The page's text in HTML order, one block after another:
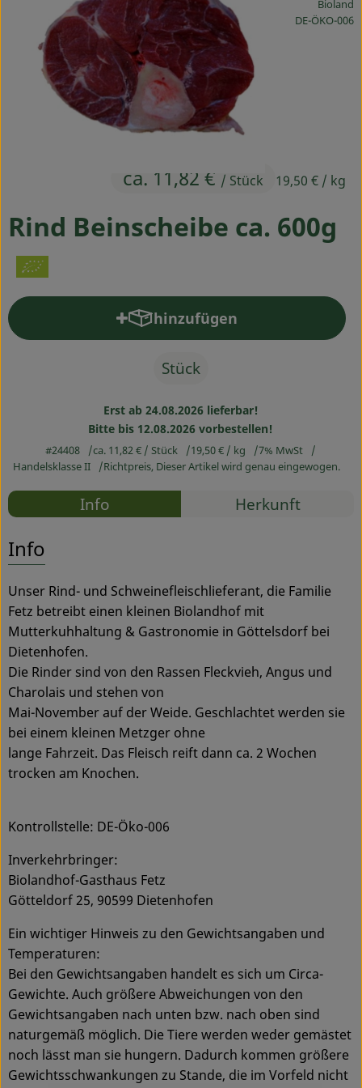
Ökokisten
Obst & Gemüse
Kühltheke
Backwaren
Drogerie
Rind Beinscheibe ca. 600g
ca. 11,82 € / Stück 19,50 € / kg
Bioland
,DE-ÖKO-006
hinzufügen
Produkt zum Warenkorb
Stück
Erst ab 24.08.2026 lieferbar!
Bitte bis 12.08.2026 vorbestellen!
#24408 ca. 11,82 € / Stück 19,50 € / kg
7% MwSt
Handelsklasse II
Richtpreis, Dieser Artikel wird genau eingewogen.
Rezepte
Info Herkunft
Info
Unser Rind- und Schweinefleischlieferant, die Familie
Fetz betreibt einen kleinen Biolandhof mit
Mutterkuhhaltung & Gastronomie in Göttelsdorf bei
Dietenhofen.
Die Rinder sind von den Rassen Fleckvieh, Angus und
Charolais und stehen von
Mai-November auf der Weide. Geschlachtet werden sie
bei einem kleinen Metzger ohne
lange Fahrzeit. Das Fleisch reift dann ca. 2 Wochen
trocken am Knochen.
Kontrollstelle: DE-Öko-006
Inverkehrbringer:
Biolandhof-Gasthaus Fetz
Götteldorf 25, 90599 Dietenhofen
Ein wichtiger Hinweis zu den Gewichtsangaben und
Temperaturen:
Bei den Gewichtsangaben handelt es sich um Circa-
Gewichte. Auch größere Abweichungen von den
Gewichtsangaben nach unten bzw. nach oben sind
naturgemäß möglich. Die Tiere werden weder gemästet
noch lässt man sie hungern. Dadurch kommen größere
Gewichtsschwankungen zu Stande, die im Vorfeld nicht